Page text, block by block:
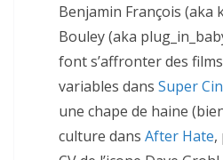
Benjamin François (aka
Bouley (aka
font s’affronter des
variables dans Super
une chape de haine
culture dans After Hate,